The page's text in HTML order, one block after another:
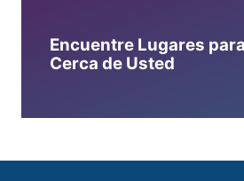
Encuentre Lugares
Cerca de Usted